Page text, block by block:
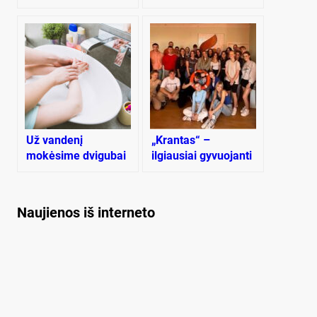
Už vandenį
mokėsime dvigubai
„Krantas“ –
ilgiausiai gyvuojanti
Naujienos iš interneto